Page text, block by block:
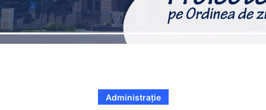
Administrație